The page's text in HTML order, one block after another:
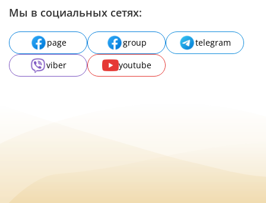
Мы в социальных сетях:
page group
telegram
viber
youtube